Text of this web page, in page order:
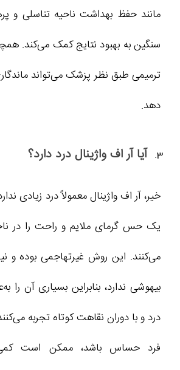
مانند حفظ بهداشت ناحیه تناسلی و
سنگین به بهبود نتایج کمک می‌کند.
ترمیمی طبق نظر پزشک می‌تواند
دهد.
آیا آر اف واژینال درد دارد؟
خیر، آر اف واژینال معمولاً درد زیادی
یک حس گرمای ملایم و راحت را در
می‌کنند. این روش غیرتهاجمی بوده و
بیهوشی ندارد، بنابراین بسیاری آن را
درد و با دوران نقاهت کوتاه تجربه
فرد حساس باشد، ممکن است